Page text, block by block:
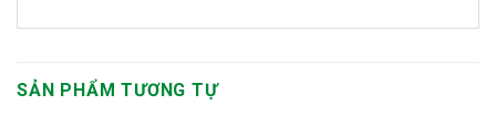
SẢN PHẨM TƯƠNG TỰ